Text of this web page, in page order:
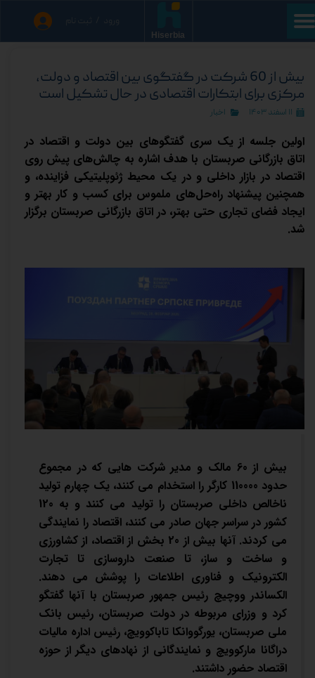
ثبت نام
حساب کاربری من
سفارشات
Hiserbia
بیش از 60 شرکت در گفتگوی بین اقتصاد و دولت،
مرکزی برای ابتکارات اقتصادی در حال تشکیل است
۱۱ اسفند ۱۴۰۳ اخبار
اولین جلسه از یک سری گفتگوهای بین دولت و اقتصاد در
اتاق بازرگانی صربستان با هدف اشاره به چالش‌های پیش روی
اقتصاد در بازار داخلی و در یک محیط ژئوپلیتیکی فزاینده، و
همچنین پیشنهاد راه‌حل‌های ملموس برای کسب و کار بهتر و
ایجاد فضای تجاری حتی بهتر، در اتاق بازرگانی صربستان برگزار
شد.
بیش از 60 مالک و مدیر شرکت هایی که در مجموع
حدود 110000 کارگر را استخدام می کنند، یک چهارم تولید
ناخالص داخلی صربستان را تولید می کنند و به 120
کشور در سراسر جهان صادر می کنند، اقتصاد را نمایندگی
می کردند. آنها بیش از 20 بخش از اقتصاد، از کشاورزی
و ساخت و ساز، تا صنعت داروسازی تا تجارت
الکترونیک و فناوری اطلاعات را پوشش می دهند.
الکساندر ووچیچ رئیس جمهور صربستان با آنها گفتگو
کرد و وزرای مربوطه در دولت صربستان، رئیس بانک
ملی صربستان، یورگووانکا تاباکوویچ، رئیس اداره مالیات
دراگانا مارکوویچ و نمایندگانی از نهادهای دیگر از حوزه
اقتصاد حضور داشتند.